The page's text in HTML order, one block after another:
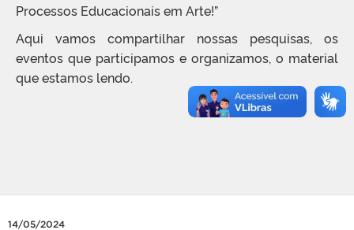
Processos Educacionais em Arte!”
Aqui vamos compartilhar nossas pesquisas, os
eventos que participamos e organizamos, o material
que estamos lendo.
14/05/2024